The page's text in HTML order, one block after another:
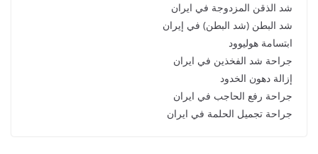
شد الذقن المزدوجة في ايران
شد البطن (شد البطن) في إيران
ابتسامة هوليوود
جراحة شد الفخذين في ايران
إزالة دهون الخدود
جراحة رفع الحاجب في ايران
جراحة تجميل الحلمة في ايران